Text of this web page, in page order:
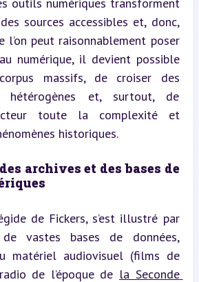
sources accessibles et, donc,
l’on peut raisonnablement poser
numérique, il devient possible
massifs, de croiser des
hétérogènes et, surtout, de
toute la complexité et
historiques.
archives et des bases de
de Fickers, s’est illustré par
vastes bases de données,
matériel audiovisuel (films de
de l’époque de la Seconde